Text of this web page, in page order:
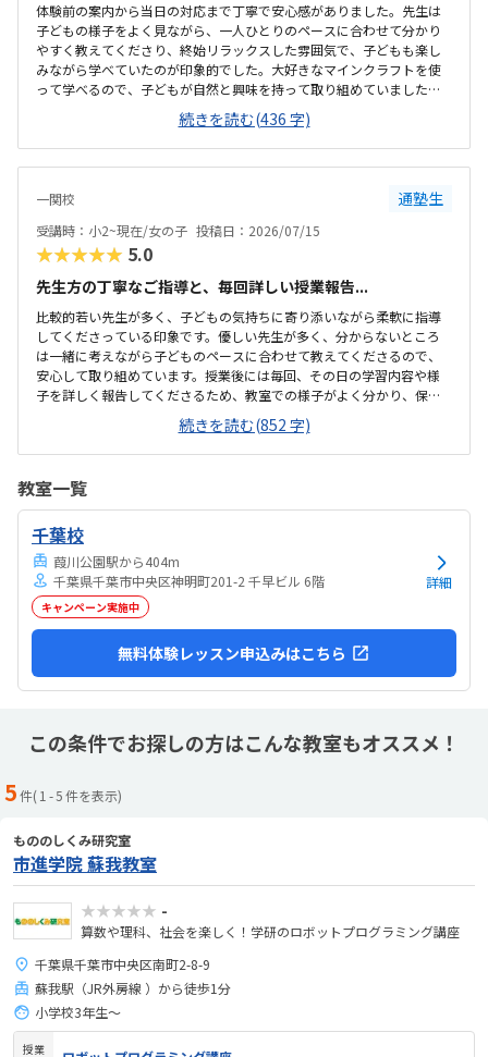
体験前の案内から当日の対応まで丁寧で安心感がありました。先生は
子どもの様子をよく見ながら、一人ひとりのペースに合わせて分かり
やすく教えてくださり、終始リラックスした雰囲気で、子どもも楽し
みながら学べていたのが印象的でした。大好きなマインクラフトを使
って学べるので、子どもが自然と興味を持って取り組めていました。
遊びの延長のような感覚でプログラミングに触れられる内容で、分か
りやすいと感じました。教室の場所も分かりやすく、安心して通えそ
うだと感じました。周辺環境も落ち着いていて、送迎もしやすい印象
でした。アットホームな雰囲気で、広さは大きくなかったですが初め
はありませんが、授業内容やサポートを考えると妥当だと感じまし
た。先生が子どものペースに合わせて丁寧に声を掛けてくださり、安
心して体験できました。子どもも楽しそうに取り組み、積...
続きを読む(436 字)
一関校 通塾生
受講時：小2~現在/女の子 投稿日：2026/07/15
★★★★★ 5.0
先生方の丁寧なご指導と、毎回詳しい授業報告...
比較的若い先生が多く、子どもの気持ちに寄り添いながら柔軟に指導
してくださっている印象です。優しい先生が多く、分からないところ
は一緒に考えながら子どものペースに合わせて教えてくださるので、
安心して取り組めています。授業後には毎回、その日の学習内容や様
子を詳しく報告してくださるため、教室での様子がよく分かり、保護
者としても安心しています。ゲーム感覚で楽しみながらプログラミン
グを学べる教材で、子どもも達成感を感じながら取り組めています。
難しい場面では苦戦することもありますが、自分で見直したり先生と
無料駐車場があり、普段は送迎しやすく便利です。ただ、市の公共施
設内にあるため、イベントや催事がある日は駐車場が満車になること
があります。それ以外は特に不便なく通えています。市の公共施設内の
会議室を利用した教室ですが、施設内は清潔で、トイ...
続きを読む(852 字)
教室一覧
千葉校
葭川公園駅から404m
千葉県千葉市中央区神明町201-2 千早ビル 6階
キャンペーン実施中
詳細
無料体験レッスン申込みはこちら
この条件でお探しの方はこんな教室もオススメ！
5件(1 -5件を表示)
もののしくみ研究室
市進学院 蘇我教室
★★★★★ -
算数や理科、社会を楽しく！学研のロボットプログラミング講座
千葉県千葉市中央区南町2-8-9
蘇我駅（JR外房線 ）から徒歩1分
小学校3年生〜
授業